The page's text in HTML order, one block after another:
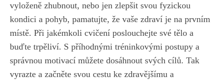
vyloženě zhubnout,⁣ nebo jen zlepšit svou fyzickou
kondici ⁤a pohyb, pamatujte, ‌že vaše zdraví ⁣je na prvním
místě. ​Při jakémkoli cvičení poslouchejte své​ tělo a
⁢buďte ​trpěliví. S příhodnými tréninkovými postupy⁢ a
správnou ⁣motivací můžete‍ dosáhnout ⁢svých cílů. Tak
vyrazte a⁢ začněte svou cestu ⁤ke ⁣zdravějšímu a